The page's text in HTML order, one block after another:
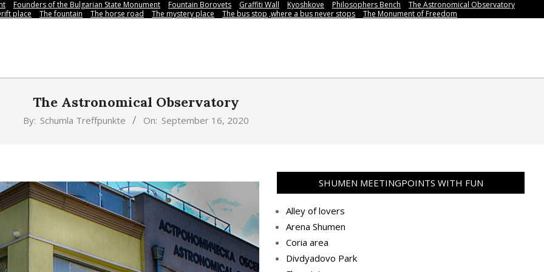
Founders of the Bulgarian State Monument Fountain Borovets Graffiti Wall Kyoshkove Philosophers Bench
The Astronomical Observatory
place The fountain The horse road The mystery place Тhe bus stop ,where a bus never stops Тhe Мonument of Freedom
The Astronomical Observatory
By: Schumla Treffpunkte On: September 16, 2020
SHUMEN MEETINGPOINTS WITH FUN
Alley of lovers
Arena Shumen
Coria area
Divdyadovo Park